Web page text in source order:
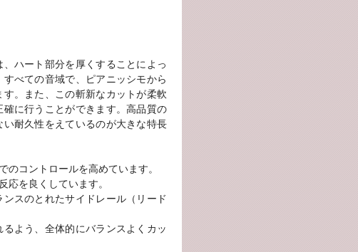
ハート部分を厚くすることによっ
べての音域で、ピアニッシモから
。また、この斬新なカットが柔軟
に行うことができます。高品質の
耐久性をえているのが大きな特長
のコントロールを高めています。
応を良くしています。
スのとれたサイドレール（リード
よう、全体的にバランスよくカッ